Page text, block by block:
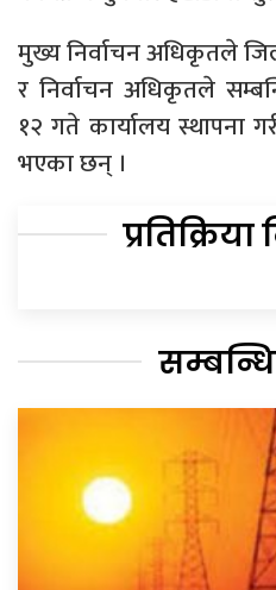
मुख्य निर्वाचन अधिकृतले
र निर्वाचन अधिकृतले
१२ गते कार्यालय स्थापना
भएका छन् ।